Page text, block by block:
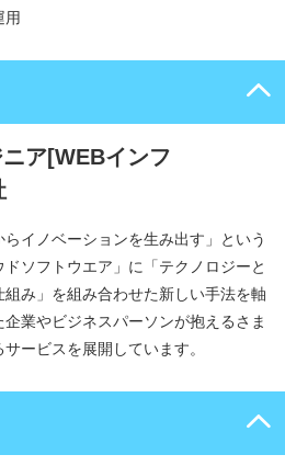
用
ア[WEBインフ
イノベーションを生み出す」という
ソフトウエア」に「テクノロジーと
み」を組み合わせた新しい手法を軸
業やビジネスパーソンが抱えるさま
ービスを展開しています。